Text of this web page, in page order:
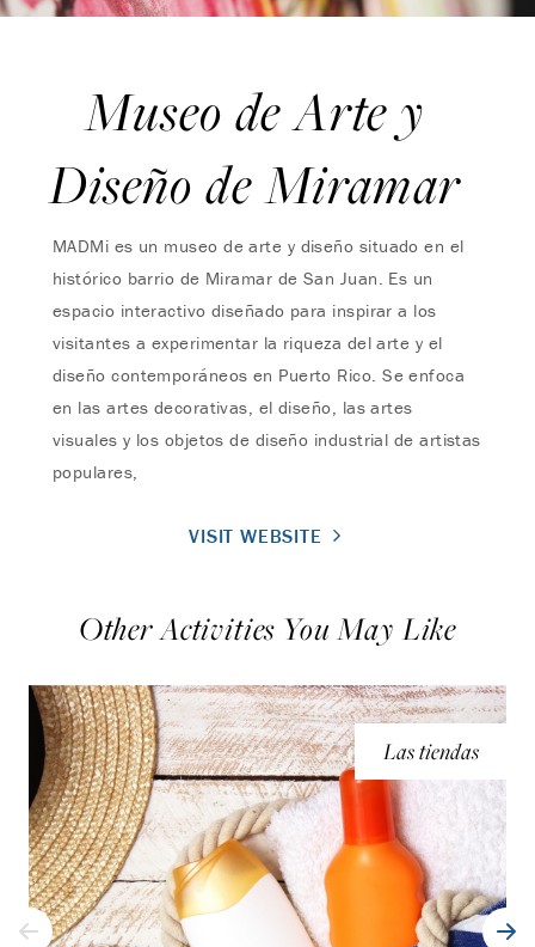
Museo de Arte y
Diseño de Miramar
MADMi es un museo de arte y diseño situado en el
histórico barrio de Miramar de San Juan. Es un
espacio interactivo diseñado para inspirar a los
visitantes a experimentar la riqueza del arte y el
diseño contemporáneos en Puerto Rico. Se enfoca
en las artes decorativas, el diseño, las artes
visuales y los objetos de diseño industrial de artistas
populares,
VISIT WEBSITE
Other Activities You May Like
Las tiendas